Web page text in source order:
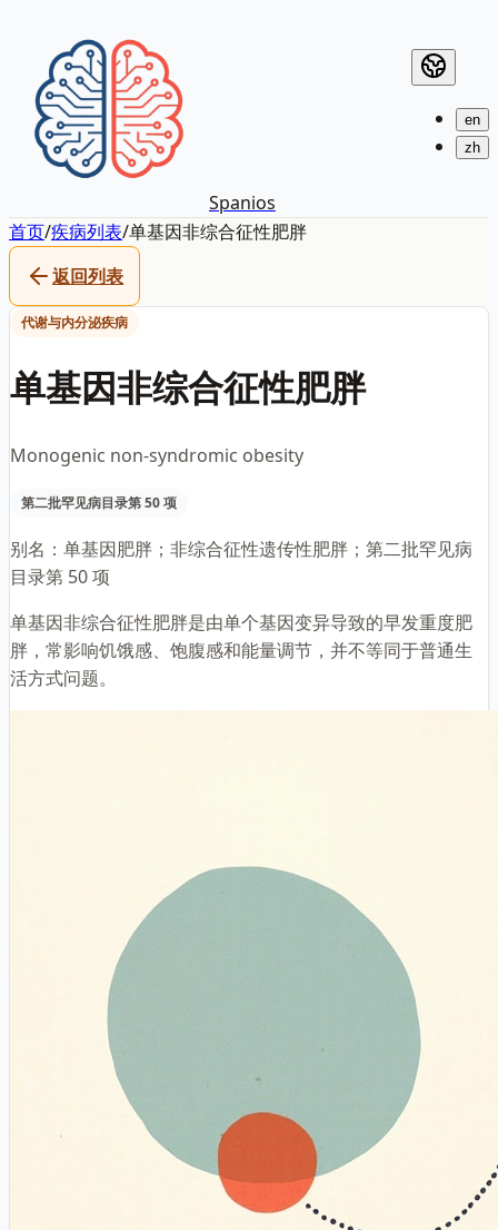
Spanios
en
zh
首页/疾病列表/单基因非综合征性肥胖
返回列表
代谢与内分泌疾病
单基因非综合征性肥胖
Monogenic non-syndromic obesity
第二批罕见病目录第 50 项
别名： 单基因肥胖；非综合征性遗传性肥胖；第二批罕见病
目录第 50 项
单基因非综合征性肥胖是由单个基因变异导致的早发重度肥
胖，常影响饥饿感、饱腹感和能量调节，并不等同于普通生
活方式问题。